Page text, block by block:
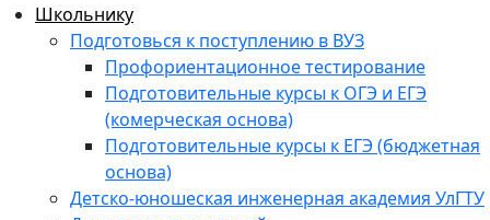
Школьнику
Подготовься к поступлению в ВУЗ
Профориентационное тестирование
Подготовительные курсы к ОГЭ и ЕГЭ
(комерческая основа)
Подготовительные курсы к ЕГЭ (бюджетная
основа)
Детско-юношеская инженерная академия УлГТУ